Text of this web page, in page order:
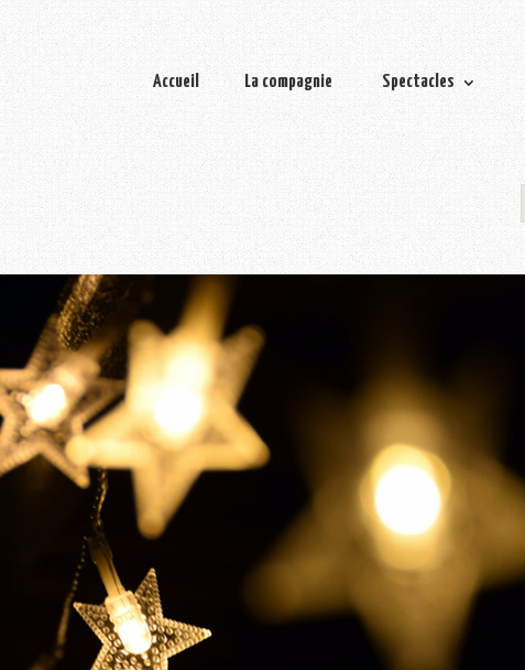
Accueil La compagnie Spectacles